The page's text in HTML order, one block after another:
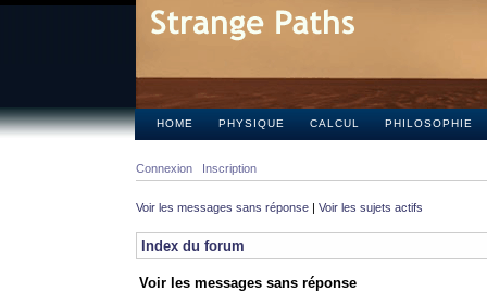
HOME PHYSIQUE CALCUL PHILOSOPHIE
Connexion Inscription
Voir les messages sans réponse | Voir les sujets actifs
Index du forum
Voir les messages sans réponse